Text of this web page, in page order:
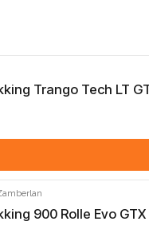
Trango Tech LT
900 Rolle Evo